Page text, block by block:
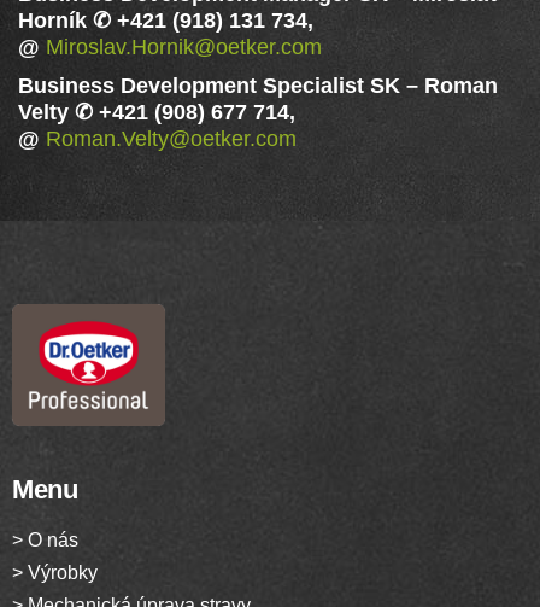
Horník ✆ +421 (918) 131 734,
@ Miroslav.Hornik@oetker.com
Business Development Specialist SK – Roman
Velty ✆ +421 (908) 677 714,
@ Roman.Velty@oetker.com
Menu
> O nás
> Výrobky